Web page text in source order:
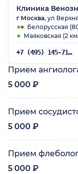
Клиника
г Москва, ул
Белорусская
Маяковская (2
+7 (495) 145-71-45
Прием
5 000 ₽
Прием
5 000 ₽
Прием
5 000 ₽